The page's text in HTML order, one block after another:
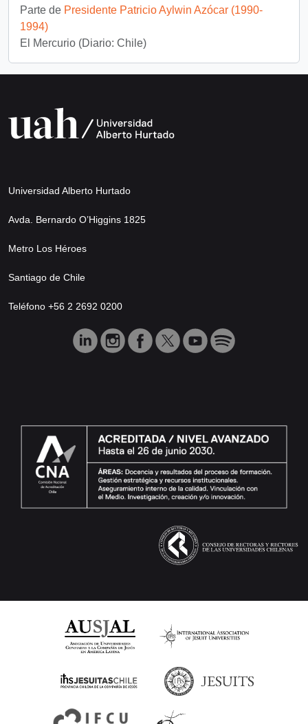
Parte de Presidente Patricio Aylwin Azócar (1990-
1994)
El Mercurio (Diario: Chile)
Universidad Alberto Hurtado
Avda. Bernardo O’Higgins 1825
Metro Los Héroes
Santiago de Chile
Teléfono +56 2 2692 0200